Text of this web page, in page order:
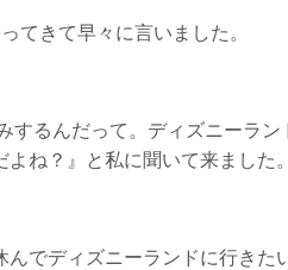
てきて早々に言いました。
するんだって。ディズニーラ
ね？』と私に聞いて来ました。
でディズニーランドに行きた